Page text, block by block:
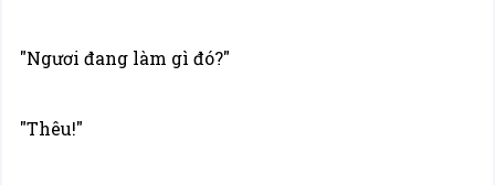
"Ngươi đang làm gì đó?"
"Thêu!"